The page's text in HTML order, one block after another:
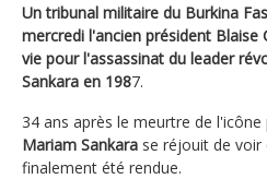
Un tribunal militaire du Burkina
mercredi l'ancien président Blaise
vie pour l'assassinat du leader
Sankara en 1987.
34 ans après le meurtre de
Mariam Sankara se réjouit de voir
finalement été rendue.